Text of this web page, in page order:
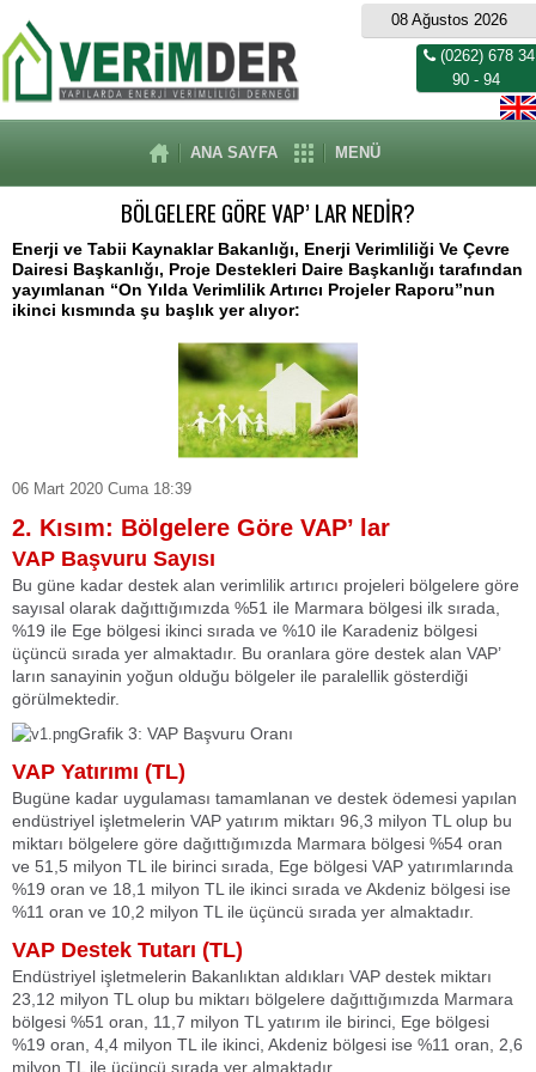
08 Ağustos 2026
(0262) 678 34
90 - 94
ANA SAYFA MENÜ
BÖLGELERE GÖRE VAP’ LAR NEDİR?
Enerji ve Tabii Kaynaklar Bakanlığı, Enerji Verimliliği Ve Çevre
Dairesi Başkanlığı, Proje Destekleri Daire Başkanlığı tarafından
yayımlanan “On Yılda Verimlilik Artırıcı Projeler Raporu”nun
ikinci kısmında şu başlık yer alıyor:
06 Mart 2020 Cuma 18:39
2. Kısım: Bölgelere Göre VAP’ lar
VAP Başvuru Sayısı
Bu güne kadar destek alan verimlilik artırıcı projeleri bölgelere göre
sayısal olarak dağıttığımızda %51 ile Marmara bölgesi ilk sırada,
%19 ile Ege bölgesi ikinci sırada ve %10 ile Karadeniz bölgesi
üçüncü sırada yer almaktadır. Bu oranlara göre destek alan VAP’
ların sanayinin yoğun olduğu bölgeler ile paralellik gösterdiği
görülmektedir.
Grafik 3: VAP Başvuru Oranı
VAP Yatırımı (TL)
Bugüne kadar uygulaması tamamlanan ve destek ödemesi yapılan
endüstriyel işletmelerin VAP yatırım miktarı 96,3 milyon TL olup bu
miktarı bölgelere göre dağıttığımızda Marmara bölgesi %54 oran
ve 51,5 milyon TL ile birinci sırada, Ege bölgesi VAP yatırımlarında
%19 oran ve 18,1 milyon TL ile ikinci sırada ve Akdeniz bölgesi ise
%11 oran ve 10,2 milyon TL ile üçüncü sırada yer almaktadır.
VAP Destek Tutarı (TL)
Endüstriyel işletmelerin Bakanlıktan aldıkları VAP destek miktarı
23,12 milyon TL olup bu miktarı bölgelere dağıttığımızda Marmara
bölgesi %51 oran, 11,7 milyon TL yatırım ile birinci, Ege bölgesi
%19 oran, 4,4 milyon TL ile ikinci, Akdeniz bölgesi ise %11 oran, 2,6
milyon TL ile üçüncü sırada yer almaktadır.